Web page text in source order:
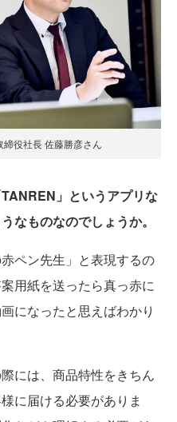
役社長 佐藤勝彦さん
」というアプリな
なものなのでしょうか。
ペン先生」と表現するの
用紙を送ったら真っ赤に
になったと思えばわかり
には、商品特性をきちん
に届ける必要がありま